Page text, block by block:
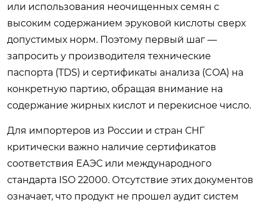
или использования неочищенных семян с
высоким содержанием эруковой кислоты сверх
допустимых норм. Поэтому первый шаг —
запросить у производителя технические
паспорта (TDS) и сертификаты анализа (COA) на
конкретную партию, обращая внимание на
содержание жирных кислот и перекисное число.
Для импортеров из России и стран СНГ
критически важно наличие сертификатов
соответствия ЕАЭС или международного
стандарта ISO 22000. Отсутствие этих документов
означает, что продукт не прошел аудит систем